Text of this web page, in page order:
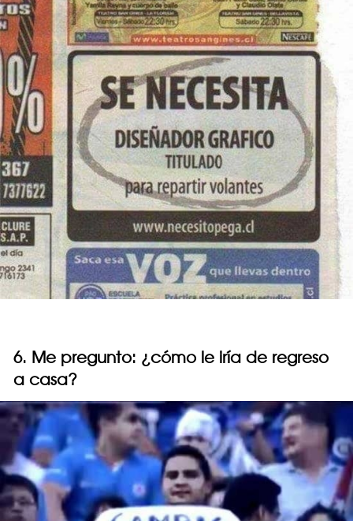
6. Me pregunto: ¿cómo le iría de regreso
a casa?